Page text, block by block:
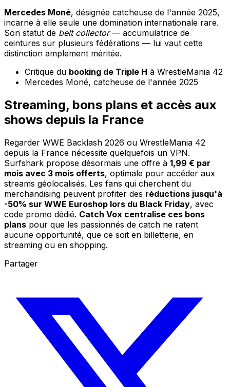
Mercedes Moné, désignée catcheuse de l'année 2025,
incarne à elle seule une domination internationale rare.
Son statut de belt collector— accumulatrice de
ceintures sur plusieurs fédérations — lui vaut cette
distinction amplement méritée.
Critique du booking de Triple H à WrestleMania 42
Mercedes Moné, catcheuse de l'année 2025
Streaming, bons plans et accès aux
shows depuis la France
Regarder WWE Backlash 2026 ou WrestleMania 42
depuis la France nécessite quelquefois un VPN.
Surfshark propose désormais une offre à 1,99 € par
mois avec 3 mois offerts, optimale pour accéder aux
streams géolocalisés. Les fans qui cherchent du
merchandising peuvent profiter des réductions jusqu'à
-50% sur WWE Euroshop lors du Black Friday, avec
code promo dédié. Catch Vox centralise ces bons
plans pour que les passionnés de catch ne ratent
aucune opportunité, que ce soit en billetterie, en
streaming ou en shopping.
Partager